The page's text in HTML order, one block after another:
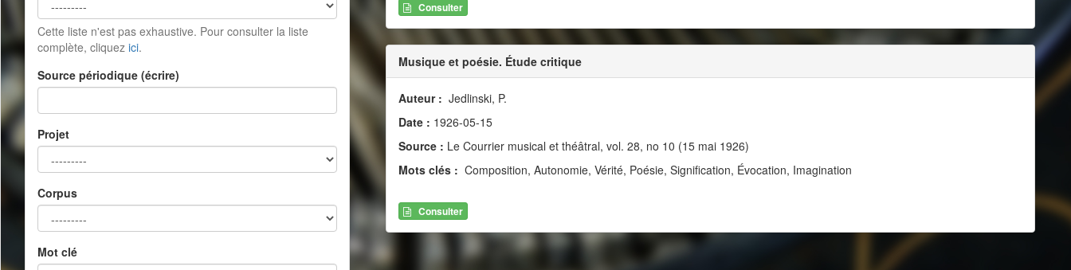
Cette liste n'est pas exhaustive. Pour consulter la liste
complète, cliquez ici.
Source périodique (écrire)
Projet
Corpus
Mot clé
Consulter
Musique et poésie. Étude critique
Auteur : Jedlinski, P.
Date : 1926-05-15
Source : Le Courrier musical et théâtral, vol. 28, no 10 (15 mai 1926)
Mots clés : Composition, Autonomie, Vérité, Poésie, Signification, Évocation, Imagination
Consulter